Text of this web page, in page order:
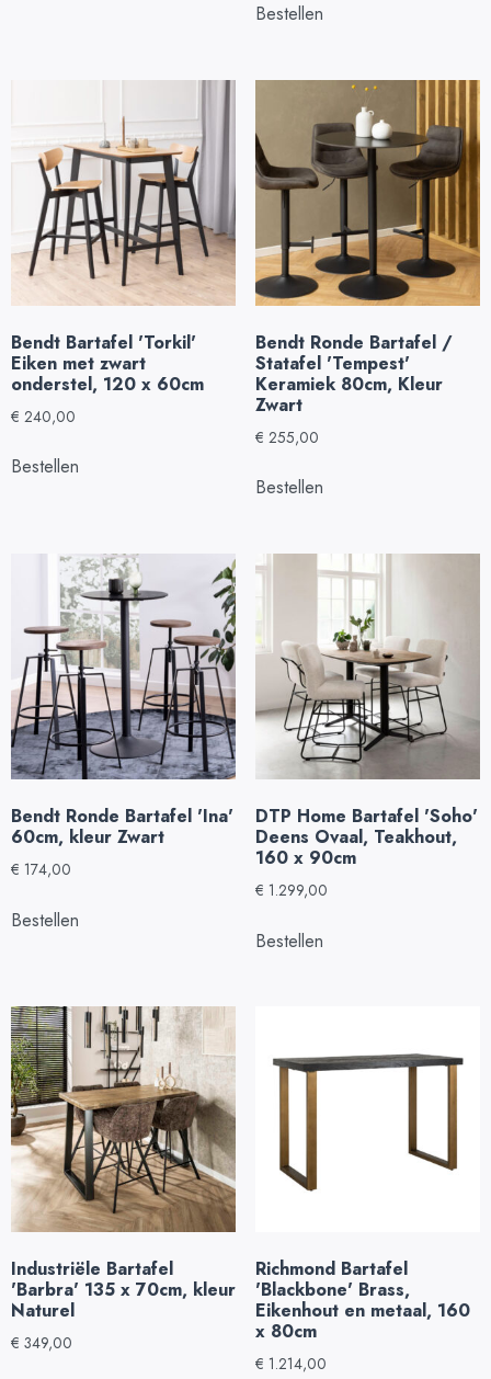
Bestellen
Bendt Bartafel 'Torkil'
Eiken met zwart
onderstel, 120 x 60cm
€ 240,00
Bestellen
Bendt Ronde Bartafel /
Statafel 'Tempest'
Keramiek 80cm, Kleur
Zwart
€ 255,00
Bestellen
Bendt Ronde Bartafel 'Ina'
60cm, kleur Zwart
€ 174,00
Bestellen
DTP Home Bartafel 'Soho'
Deens Ovaal, Teakhout,
160 x 90cm
€ 1.299,00
Bestellen
Industriële Bartafel
'Barbra' 135 x 70cm, kleur
Naturel
€ 349,00
Richmond Bartafel
'Blackbone' Brass,
Eikenhout en metaal, 160
x 80cm
€ 1.214,00